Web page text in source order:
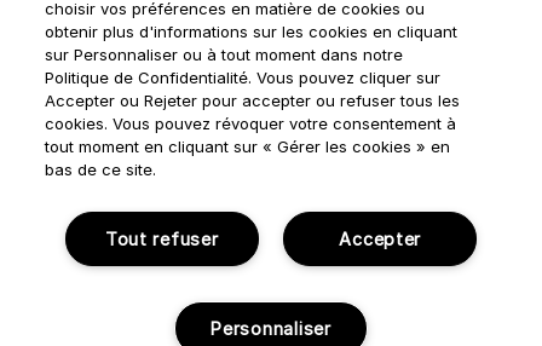
Terms & Conditions Privacy Policy Cookie Settings
Manage cookies
© NOUVELLES ÉDITIONS DE PARFUMS 2018
choisir vos préférences en matière de cookies ou
obtenir plus d'informations sur les cookies en cliquant
sur Personnaliser ou à tout moment dans notre
Politique de Confidentialité. Vous pouvez cliquer sur
Accepter ou Rejeter pour accepter ou refuser tous les
cookies. Vous pouvez révoquer votre consentement à
tout moment en cliquant sur « Gérer les cookies » en
bas de ce site.
Accepter
Tout refuser
Personnaliser